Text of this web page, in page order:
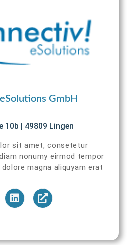
GmbH
10b | 49809 Lingen
sit amet, consetetur
nonumy eirmod tempor
magna aliquyam erat